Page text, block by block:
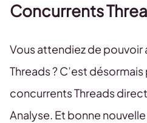
Concurrents
Vous attendiez de pouvoir
Threads ? C’est
concurrents Threads
Analyse. Et bonne